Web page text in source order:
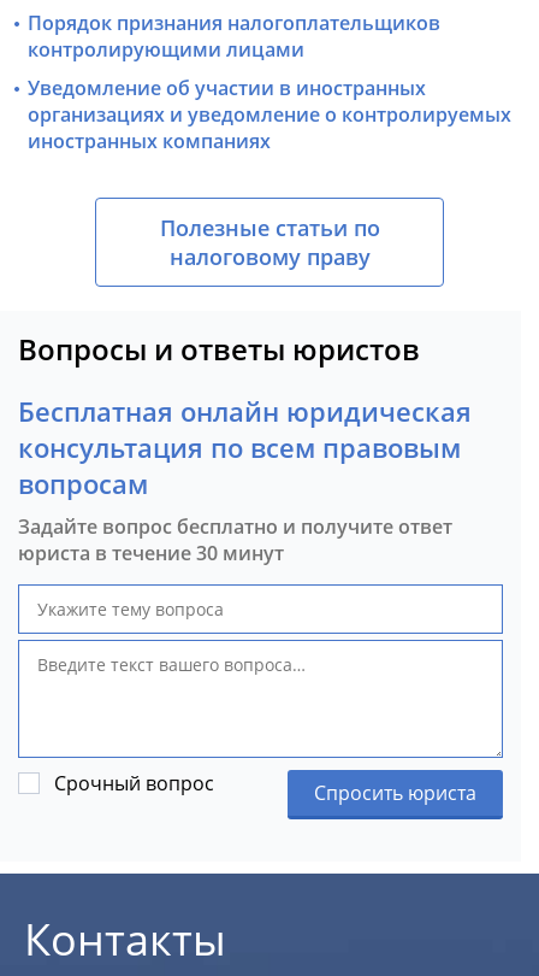
Порядок признания налогоплательщиков
контролирующими лицами
Уведомление об участии в иностранных
организациях и уведомление о контролируемых
иностранных компаниях
Полезные статьи по
налоговому праву
Вопросы и ответы юристов
Бесплатная онлайн юридическая
консультация по всем правовым
вопросам
Задайте вопрос бесплатно и получите ответ
юриста в течение 30 минут
Срочный вопрос Спросить юриста
Контакты